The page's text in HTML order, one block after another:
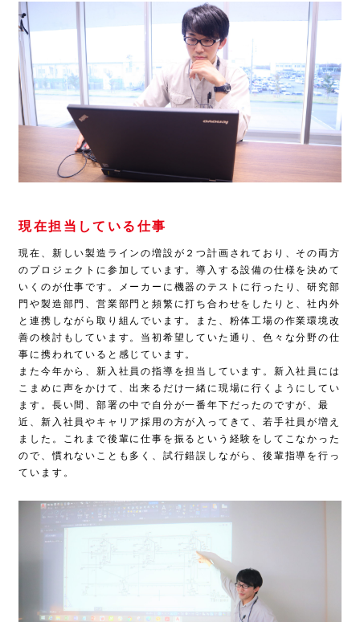
現在担当している仕事
現在、新しい製造ラインの増設が２つ計画されており、その両方
のプロジェクトに参加しています。導入する設備の仕様を決めて
いくのが仕事です。メーカーに機器のテストに行ったり、研究部
門や製造部門、営業部門と頻繁に打ち合わせをしたりと、社内外
と連携しながら取り組んでいます。また、粉体工場の作業環境改
善の検討もしています。当初希望していた通り、色々な分野の仕
事に携われていると感じています。
また今年から、新入社員の指導を担当しています。新入社員には
こまめに声をかけて、出来るだけ一緒に現場に行くようにしてい
ます。長い間、部署の中で自分が一番年下だったのですが、最
近、新入社員やキャリア採用の方が入ってきて、若手社員が増え
ました。これまで後輩に仕事を振るという経験をしてこなかった
ので、慣れないことも多く、試行錯誤しながら、後輩指導を行っ
ています。